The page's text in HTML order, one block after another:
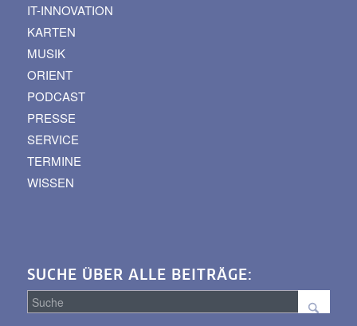
IT-INNOVATION
KARTEN
MUSIK
ORIENT
PODCAST
PRESSE
SERVICE
TERMINE
WISSEN
SUCHE ÜBER ALLE BEITRÄGE: